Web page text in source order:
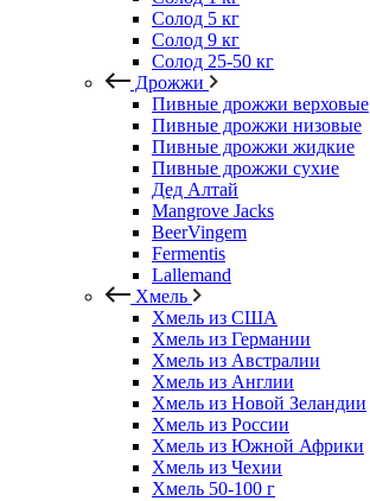
Солод 5 кг
Солод 9 кг
Солод 25-50 кг
Дрожжи
Пивные дрожжи верховые
Пивные дрожжи низовые
Пивные дрожжи жидкие
Пивные дрожжи сухие
Дед Алтай
Mangrove Jacks
BeerVingem
Fermentis
Lallemand
Хмель
Хмель из США
Хмель из Германии
Хмель из Австралии
Хмель из Англии
Хмель из Новой Зеландии
Хмель из России
Хмель из Южной Африки
Хмель из Чехии
Хмель 50-100 г